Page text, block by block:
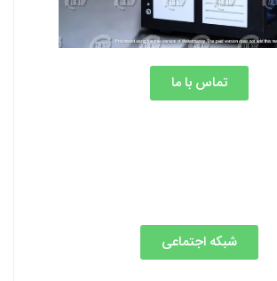
تماس با ما
شبکه اجتماعی